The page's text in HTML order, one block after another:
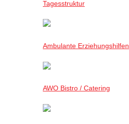
Tagesstruktur
Ambulante Erziehungshilfen
AWO Bistro / Catering